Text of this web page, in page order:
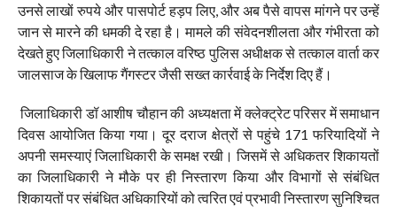
उनसे लाखों रुपये और पासपोर्ट हड़प लिए, और अब पैसे वापस मांगने पर उन्हें
जान से मारने की धमकी दे रहा है। मामले की संवेदनशीलता और गंभीरता को
देखते हुए जिलाधिकारी ने तत्काल वरिष्ठ पुलिस अधीक्षक से तत्काल वार्ता कर
जालसाज के खिलाफ गैंगस्टर जैसी सख्त कार्रवाई के निर्देश दिए हैं।
जिलाधिकारी डॉ आशीष चौहान की अध्यक्षता में क्लेक्ट्रेट परिसर में समाधान
दिवस आयोजित किया गया। दूर दराज क्षेत्रों से पहुंचे 171 फरियादियों ने
अपनी समस्याएं जिलाधिकारी के समक्ष रखी। जिसमें से अधिकतर शिकायतों
का जिलाधिकारी ने मौके पर ही निस्तारण किया और विभागों से संबंधित
शिकायतों पर संबंधित अधिकारियों को त्वरित एवं प्रभावी निस्तारण सुनिश्चित